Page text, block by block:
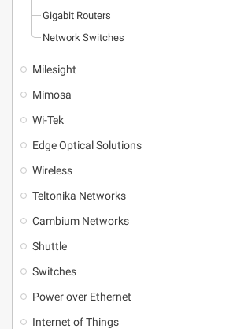
Gigabit Routers
Network Switches
Milesight
Mimosa
Wi-Tek
Edge Optical Solutions
Wireless
Teltonika Networks
Cambium Networks
Shuttle
Switches
Power over Ethernet
Internet of Things